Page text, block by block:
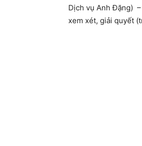
Dịch vụ Anh Đặng)
xem xét, giải quyết